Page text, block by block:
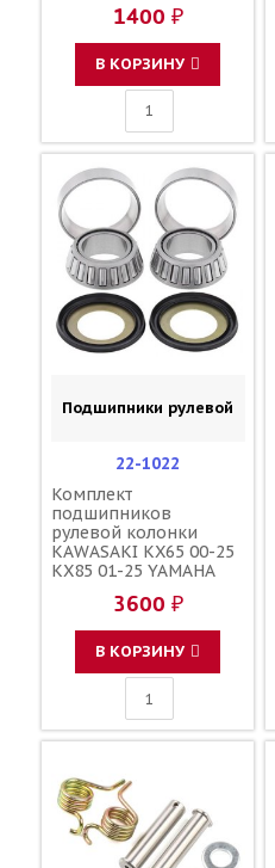
1400 ₽
В КОРЗИНУ
Подшипники рулевой
22-1022
Комплект
подшипников
рулевой колонки
KAWASAKI KX65 00-25
KX85 01-25 YAMAHA
/ ALL BALLS 32005JRRS
92116-1065 93332-
00059-00 93332-00079-
3600 ₽
В КОРЗИНУ